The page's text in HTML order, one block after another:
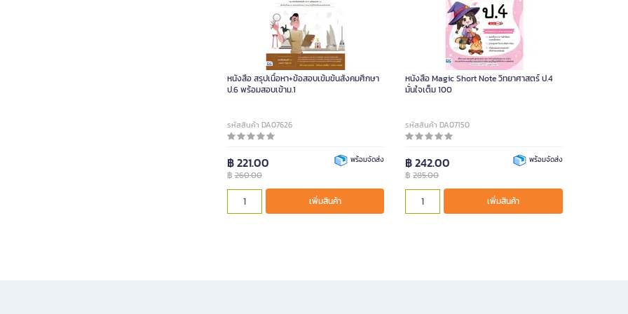
หนังสือ สรุปเนื้อหา+ข้อสอบเข้มข้นสังคมศึกษา
ป.6 พร้อมสอบเข้าม.1
รหัสสินค้า DA07626
฿ 221.00
฿260.00
พร้อมจัดส่ง
เพิ่มสินค้า
หนังสือ Magic Short Note วิทยาศาสตร์ ป.4
มั่นใจเต็ม 100
รหัสสินค้า DA07150
฿ 242.00
฿285.00
พร้อมจัดส่ง
เพิ่มสินค้า